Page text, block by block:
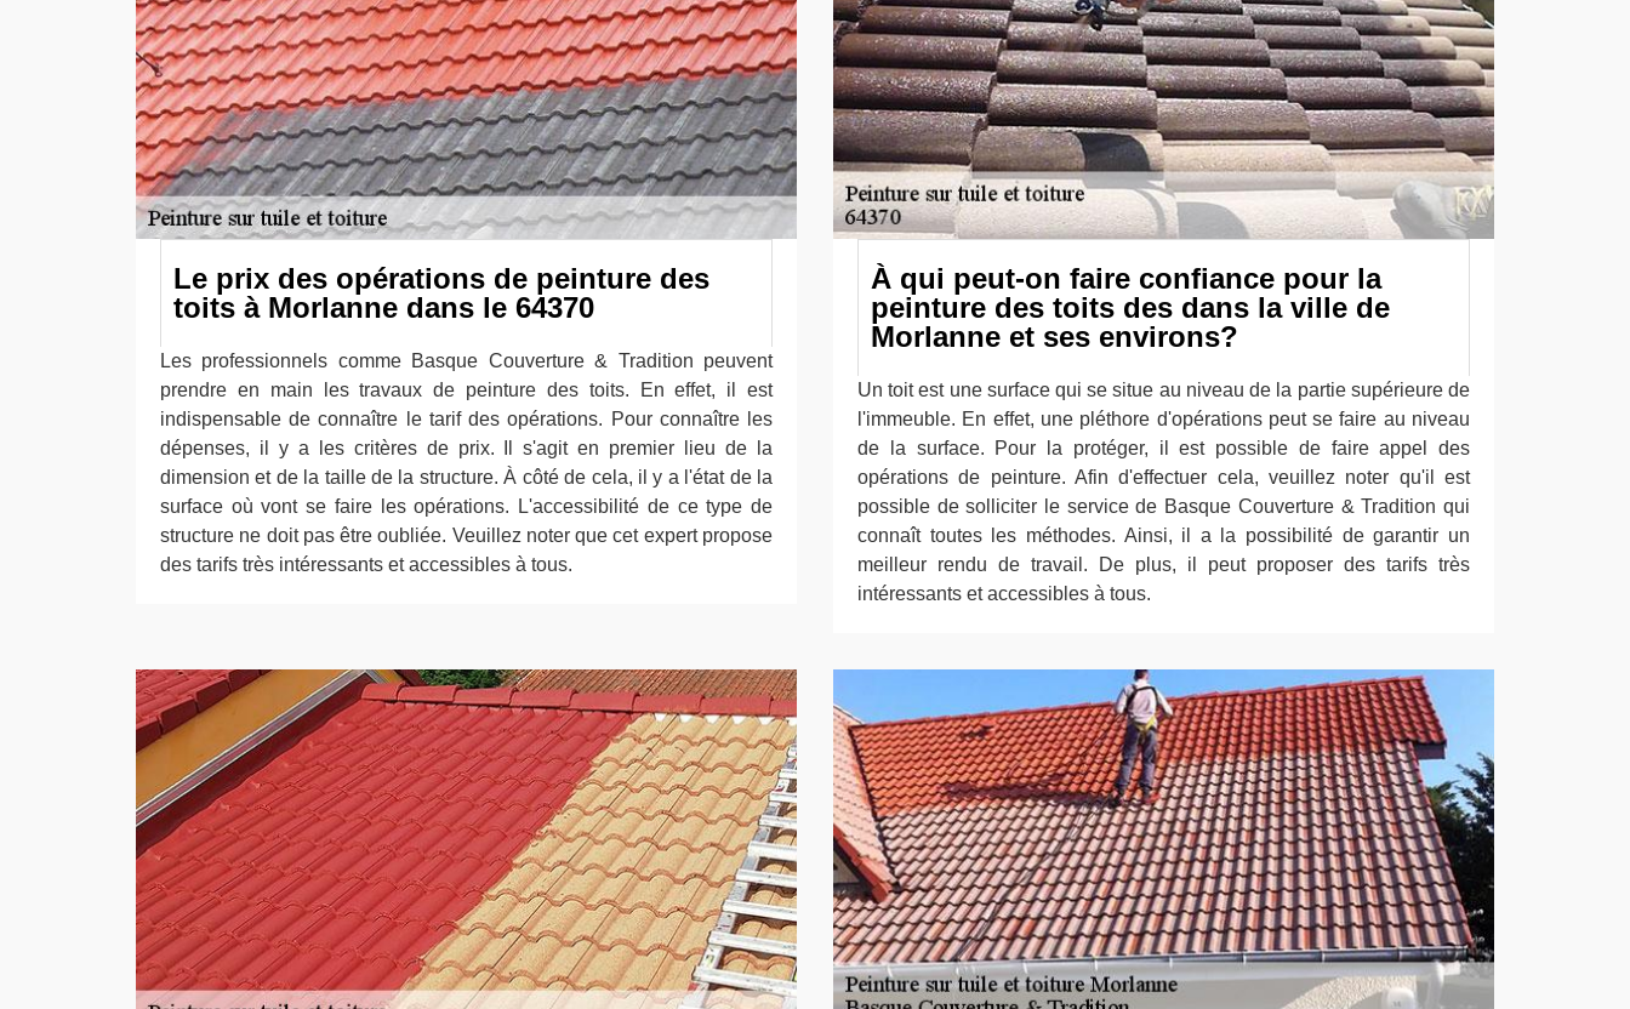
Le prix des opérations de peinture des
toits à Morlanne dans le 64370
Les professionnels comme Basque Couverture & Tradition peuvent
prendre en main les travaux de peinture des toits. En effet, il est
indispensable de connaître le tarif des opérations. Pour connaître les
dépenses, il y a les critères de prix. Il s'agit en premier lieu de la
dimension et de la taille de la structure. À côté de cela, il y a l'état de la
surface où vont se faire les opérations. L'accessibilité de ce type de
structure ne doit pas être oubliée. Veuillez noter que cet expert propose
des tarifs très intéressants et accessibles à tous.
À qui peut-on faire confiance pour la
peinture des toits des dans la ville de
Morlanne et ses environs?
Un toit est une surface qui se situe au niveau de la partie supérieure de
l'immeuble. En effet, une pléthore d'opérations peut se faire au niveau
de la surface. Pour la protéger, il est possible de faire appel des
opérations de peinture. Afin d'effectuer cela, veuillez noter qu'il est
possible de solliciter le service de Basque Couverture & Tradition qui
connaît toutes les méthodes. Ainsi, il a la possibilité de garantir un
meilleur rendu de travail. De plus, il peut proposer des tarifs très
intéressants et accessibles à tous.